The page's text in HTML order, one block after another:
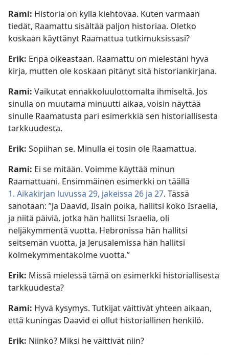
Rami: Historia on kyllä kiehtovaa. Kuten varmaan
tiedät, Raamattu sisältää paljon historiaa. Oletko
koskaan käyttänyt Raamattua tutkimuksissasi?
Erik: Enpä oikeastaan. Raamattu on mielestäni hyvä
kirja, mutten ole koskaan pitänyt sitä historiankirjana.
Rami: Vaikutat ennakkoluulottomalta ihmiseltä. Jos
sinulla on muutama minuutti aikaa, voisin näyttää
sinulle Raamatusta pari esimerkkiä sen historiallisesta
tarkkuudesta.
Erik: Sopiihan se. Minulla ei tosin ole Raamattua.
Rami: Ei se mitään. Voimme käyttää minun
Raamattuani. Ensimmäinen esimerkki on täällä
1. Aikakirjan luvussa 29, jakeissa 26 ja 27. Tässä
sanotaan: ”Ja Daavid, Iisain poika, hallitsi koko Israelia,
ja niitä päiviä, jotka hän hallitsi Israelia, oli
neljäkymmentä vuotta. Hebronissa hän hallitsi
seitsemän vuotta, ja Jerusalemissa hän hallitsi
kolmekymmentäkolme vuotta.”
Erik: Missä mielessä tämä on esimerkki historiallisesta
tarkkuudesta?
Rami: Hyvä kysymys. Tutkijat väittivät yhteen aikaan,
että kuningas Daavid ei ollut historiallinen henkilö.
Erik: Niinkö? Miksi he väittivät niin?